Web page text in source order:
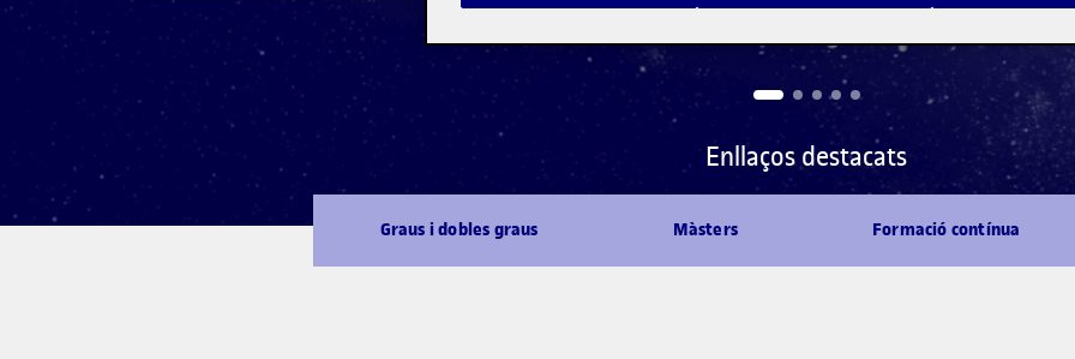
Enllaços destacats
Graus i dobles graus Màsters Formació contínua